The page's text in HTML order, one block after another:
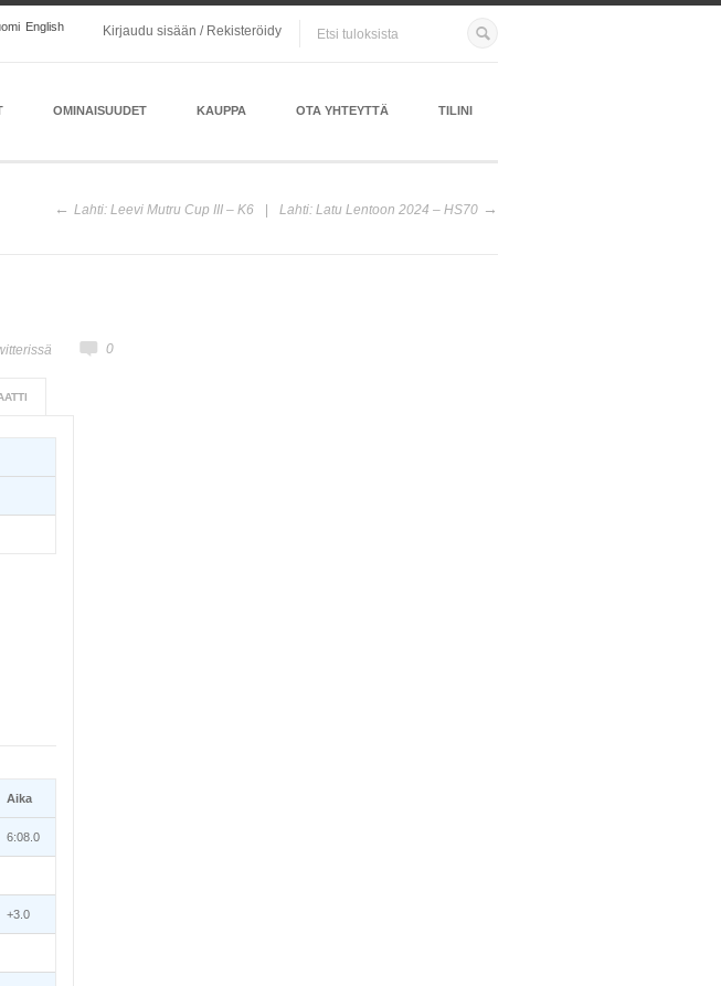
English Kirjaudu sisään / Rekisteröidy
OMINAISUUDET KAUPPA OTA YHTEYTTÄ TILINI
Lahti: Leevi Mutru Cup III – K6 Lahti: Latu Lentoon 2024 – HS70
0
Aika
6:08.0
+3.0